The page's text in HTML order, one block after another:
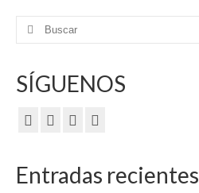
Buscar
SÍGUENOS
Entradas recientes